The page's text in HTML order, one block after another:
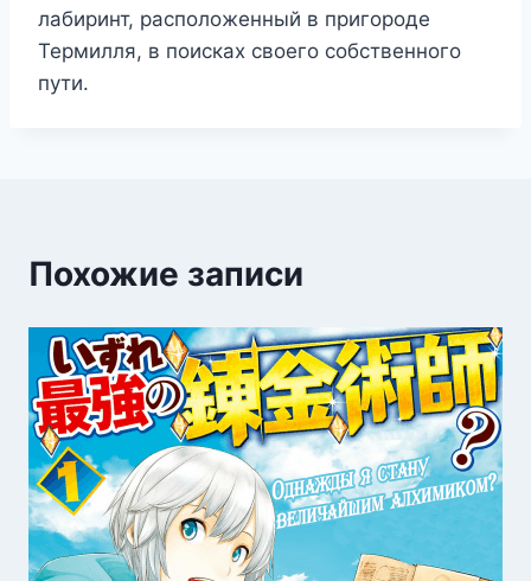
лабиринт, расположенный в пригороде
Термилля, в поисках своего собственного
пути.
Похожие записи